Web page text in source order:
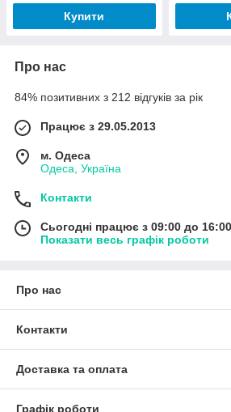
Купити
Про нас
84% позитивних з 212 відгуків за рік
Працює з 29.05.2013
м. Одеса
Одеса, Україна
Контакти
Сьогодні працює з 09:00 до 16:00
Показати весь графік роботи
Про нас
Контакти
Доставка та оплата
Графік роботи